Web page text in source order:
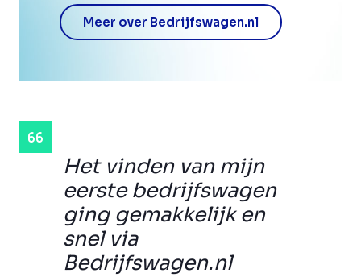
Het vinden van mijn
eerste bedrijfswagen
ging gemakkelijk en
snel via
Bedrijfswagen.nl
Meer over Bedrijfswagen.nl